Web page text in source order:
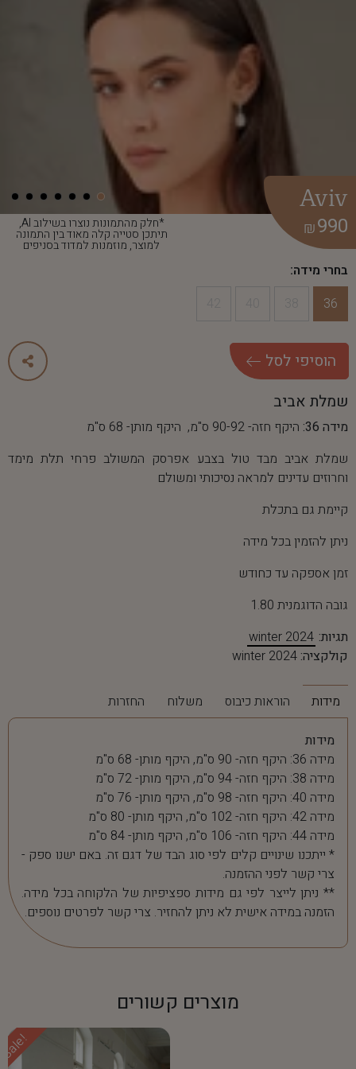
*חלק מהתמונות נוצרו בשילוב AI,
תיתכן סטייה קלה מאוד בין התמונה
למוצר, מוזמנות למדוד בסניפים
Aviv
990
₪
בחרי מידה:
36
הוסיפי לסל
שמלת אביב
מידה 36:
היקף חזה- 90-92 ס"מ, היקף מותן- 68 ס"מ
שמלת אביב מבד טול בצבע אפרסק המשולב פרחי תלת מימד
וחרוזים עדינים למראה נסיכותי ומשולם
קיימת גם בתכלת
ניתן להזמין בכל מידה
זמן אספקה עד כחודש
גובה הדוגמנית 1.80
תגיות: winter 2024
קולקציה: winter 2024
מידות הוראות כיבוס משלוח החזרות
מידות
מידה 36: היקף חזה- 90 ס"מ, היקף מותן- 68 ס"מ
מידה 38: היקף חזה- 94 ס"מ, היקף מותן- 72 ס"מ
מידה 40: היקף חזה- 98 ס"מ, היקף מותן- 76 ס"מ
מידה 42: היקף חזה- 102 ס"מ, היקף מותן- 80 ס"מ
מידה 44: היקף חזה- 106 ס"מ, היקף מותן- 84 ס"מ
* ייתכנו שינויים קלים לפי סוג הבד של דגם זה. באם ישנו ספק -
צרי קשר לפני ההזמנה.
** ניתן לייצר לפי גם מידות ספציפיות של הלקוחה בכל מידה.
הזמנה במידה אישית לא ניתן להחזיר. צרי קשר לפרטים נוספים.
מוצרים קשורים